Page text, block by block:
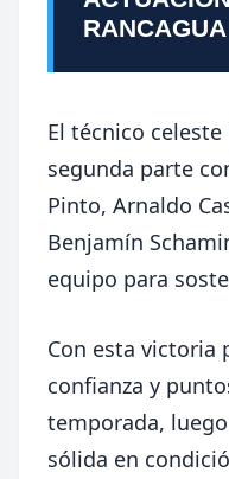
RANCAGUA
El técnico
segunda parte
Pinto, Arnaldo
Benjamín
equipo para
Con esta victoria
confianza y
temporada,
sólida en